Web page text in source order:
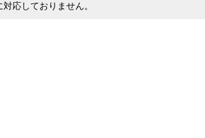
応しておりません。